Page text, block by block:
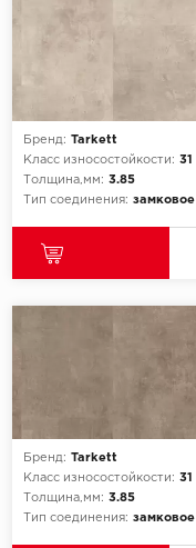
Бренд: Tarkett
Класс износостойкости: 31
Толщина,мм: 3.85
Тип соединения: замковое
Бренд: Tarkett
Класс износостойкости: 31
Толщина,мм: 3.85
Тип соединения: замковое